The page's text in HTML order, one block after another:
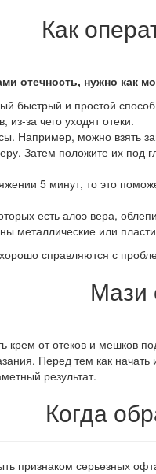
Как
отечность, нужно как
быстрый и простой
из-за чего уходят отеки.
Например, можно взять
Затем положите их
5 минут, то это
есть алоэ вера,
металлические или
справляются с
Мази
крем от отеков и мешков
Перед тем как
результат.
Когда
признаком серьезных